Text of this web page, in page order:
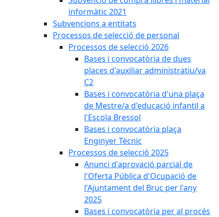
informàtic 2021
Subvencions a entitats
Processos de selecció de personal
Processos de selecció 2026
Bases i convocatòria de dues
places d'auxiliar administratiu/va
C2
Bases i convocatòria d'una plaça
de Mestre/a d'educació infantil a
l'Escola Bressol
Bases i convocatòria plaça
Enginyer Tècnic
Processos de selecció 2025
Anunci d'aprovació parcial de
l'Oferta Pública d'Ocupació de
l'Ajuntament del Bruc per l'any
2025
Bases i convocatòria per al procés